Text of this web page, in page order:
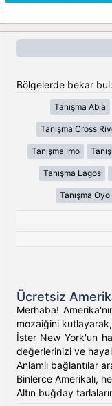
Bölgelerde bekar
Tanışma Abia
Tanışma Cross
Tanışma Imo
Tanışma Lagos
Tanışma Oyo
Ücretsiz
Merhaba!
mozaiğini
İster New York'un
değerlerinizi ve
Anlamlı bağlantılar
Binlerce Amerikalı,
Altın buğday